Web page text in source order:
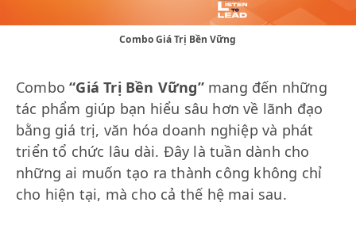
Combo Giá Trị Bền Vững
Combo“Giá Trị Bền Vững”mang đến những
tác phẩm giúp bạn hiểu sâu hơn về lãnh đạo
bằng giá trị, văn hóa doanh nghiệp và phát
triển tổ chức lâu dài. Đây là tuần dành cho
những ai muốn tạo ra thành công không chỉ
cho hiện tại, mà cho cả thế hệ mai sau.